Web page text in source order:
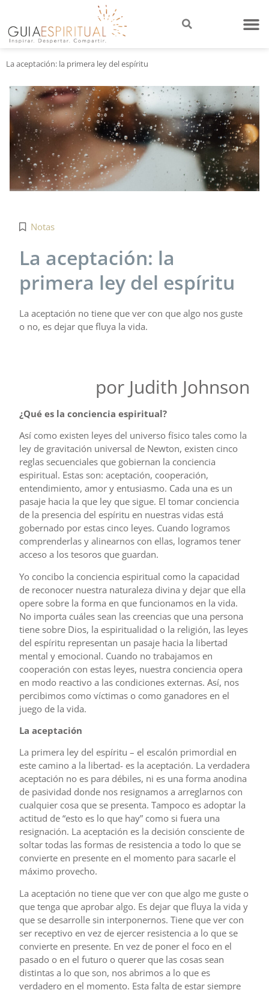
La aceptación: la primera ley del espíritu
Notas
La aceptación: la
primera ley del espíritu
La aceptación no tiene que ver con que algo nos guste
o no, es dejar que fluya la vida.
por Judith Johnson
¿Qué es la conciencia espiritual?
Así como existen leyes del universo físico tales como la
ley de gravitación universal de Newton, existen cinco
reglas secuenciales que gobiernan la conciencia
espiritual. Estas son: aceptación, cooperación,
entendimiento, amor y entusiasmo. Cada una es un
pasaje hacia la que ley que sigue. El tomar conciencia
de la presencia del espíritu en nuestras vidas está
gobernado por estas cinco leyes. Cuando logramos
comprenderlas y alinearnos con ellas, logramos tener
acceso a los tesoros que guardan.
Yo concibo la conciencia espiritual como la capacidad
de reconocer nuestra naturaleza divina y dejar que ella
opere sobre la forma en que funcionamos en la vida.
No importa cuáles sean las creencias que una persona
tiene sobre Dios, la espiritualidad o la religión, las leyes
del espíritu representan un pasaje hacia la libertad
mental y emocional. Cuando no trabajamos en
cooperación con estas leyes, nuestra conciencia opera
en modo reactivo a las condiciones externas. Así, nos
percibimos como víctimas o como ganadores en el
juego de la vida.
La aceptación
La primera ley del espíritu – el escalón primordial en
este camino a la libertad- es la aceptación. La verdadera
aceptación no es para débiles, ni es una forma anodina
de pasividad donde nos resignamos a arreglarnos con
cualquier cosa que se presenta. Tampoco es adoptar la
actitud de “esto es lo que hay” como si fuera una
resignación. La aceptación es la decisión consciente de
soltar todas las formas de resistencia a todo lo que se
convierte en presente en el momento para sacarle el
máximo provecho.
La aceptación no tiene que ver con que algo me guste o
que tenga que aprobar algo. Es dejar que fluya la vida y
que se desarrolle sin interponernos. Tiene que ver con
ser receptivo en vez de ejercer resistencia a lo que se
convierte en presente. En vez de poner el foco en el
pasado o en el futuro o querer que las cosas sean
distintas a lo que son, nos abrimos a lo que es
verdadero en el momento. Esta falta de estar siempre